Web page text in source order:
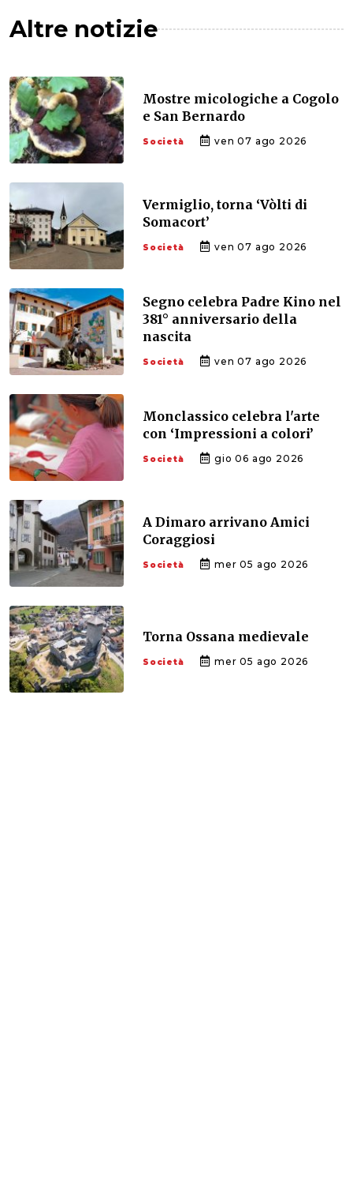
Altre notizie
Mostre micologiche a Cogolo
e San Bernardo
Società ven 07 ago 2026
Vermiglio, torna ‘Vòlti di
Somacort’
Società ven 07 ago 2026
Segno celebra Padre Kino nel
381° anniversario della
nascita
Società ven 07 ago 2026
Monclassico celebra l'arte
con ‘Impressioni a colori’
Società gio 06 ago 2026
A Dimaro arrivano Amici
Coraggiosi
Società mer 05 ago 2026
Torna Ossana medievale
Società mer 05 ago 2026